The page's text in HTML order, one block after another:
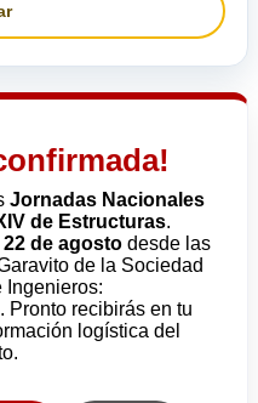
Jornadas Nacionales
de Estructuras.
22 de agostodesde las
de la Sociedad
Ingenieros:
. Pronto recibirás en tu
logística del